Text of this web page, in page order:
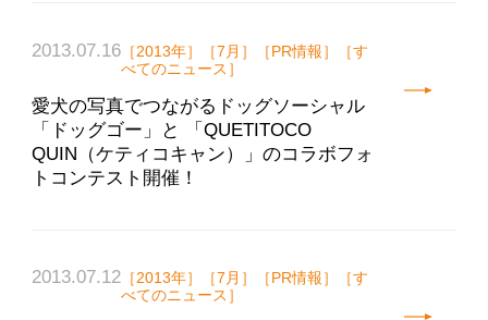
2013.07.16［2013年］［7月］［PR情報］［す
べてのニュース］
愛犬の写真でつながるドッグソーシャル
「ドッグゴー」と 「QUETITOCO
QUIN（ケティコキャン）」のコラボフォ
トコンテスト開催！
2013.07.12［2013年］［7月］［PR情報］［す
べてのニュース］